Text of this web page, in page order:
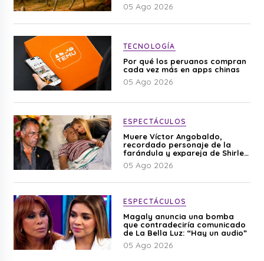
05 Ago 2026
TECNOLOGÍA
Por qué los peruanos compran
cada vez más en apps chinas
05 Ago 2026
ESPECTÁCULOS
Muere Víctor Angobaldo,
recordado personaje de la
farándula y expareja de Shirley
Cherres
05 Ago 2026
ESPECTÁCULOS
Magaly anuncia una bomba
que contradeciría comunicado
de La Bella Luz: “Hay un audio”
05 Ago 2026